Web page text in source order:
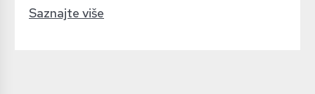
Saznajte više